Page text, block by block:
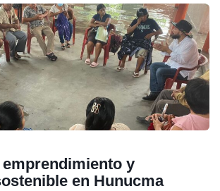
y
en Hunucma